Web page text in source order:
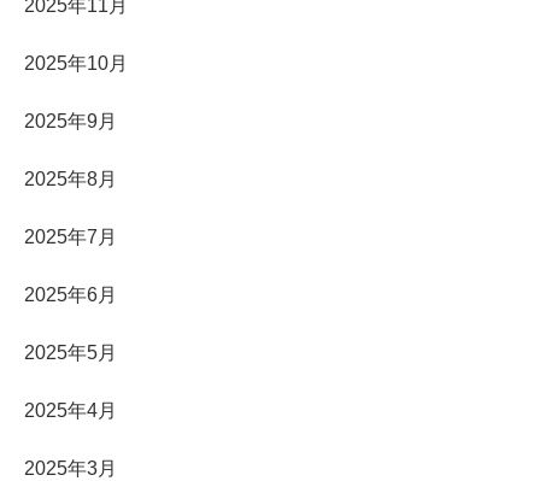
2025年11月
2025年10月
2025年9月
2025年8月
2025年7月
2025年6月
2025年5月
2025年4月
2025年3月